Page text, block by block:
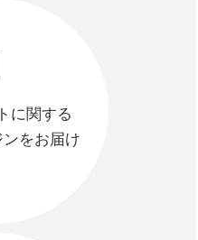
に関する
をお届け